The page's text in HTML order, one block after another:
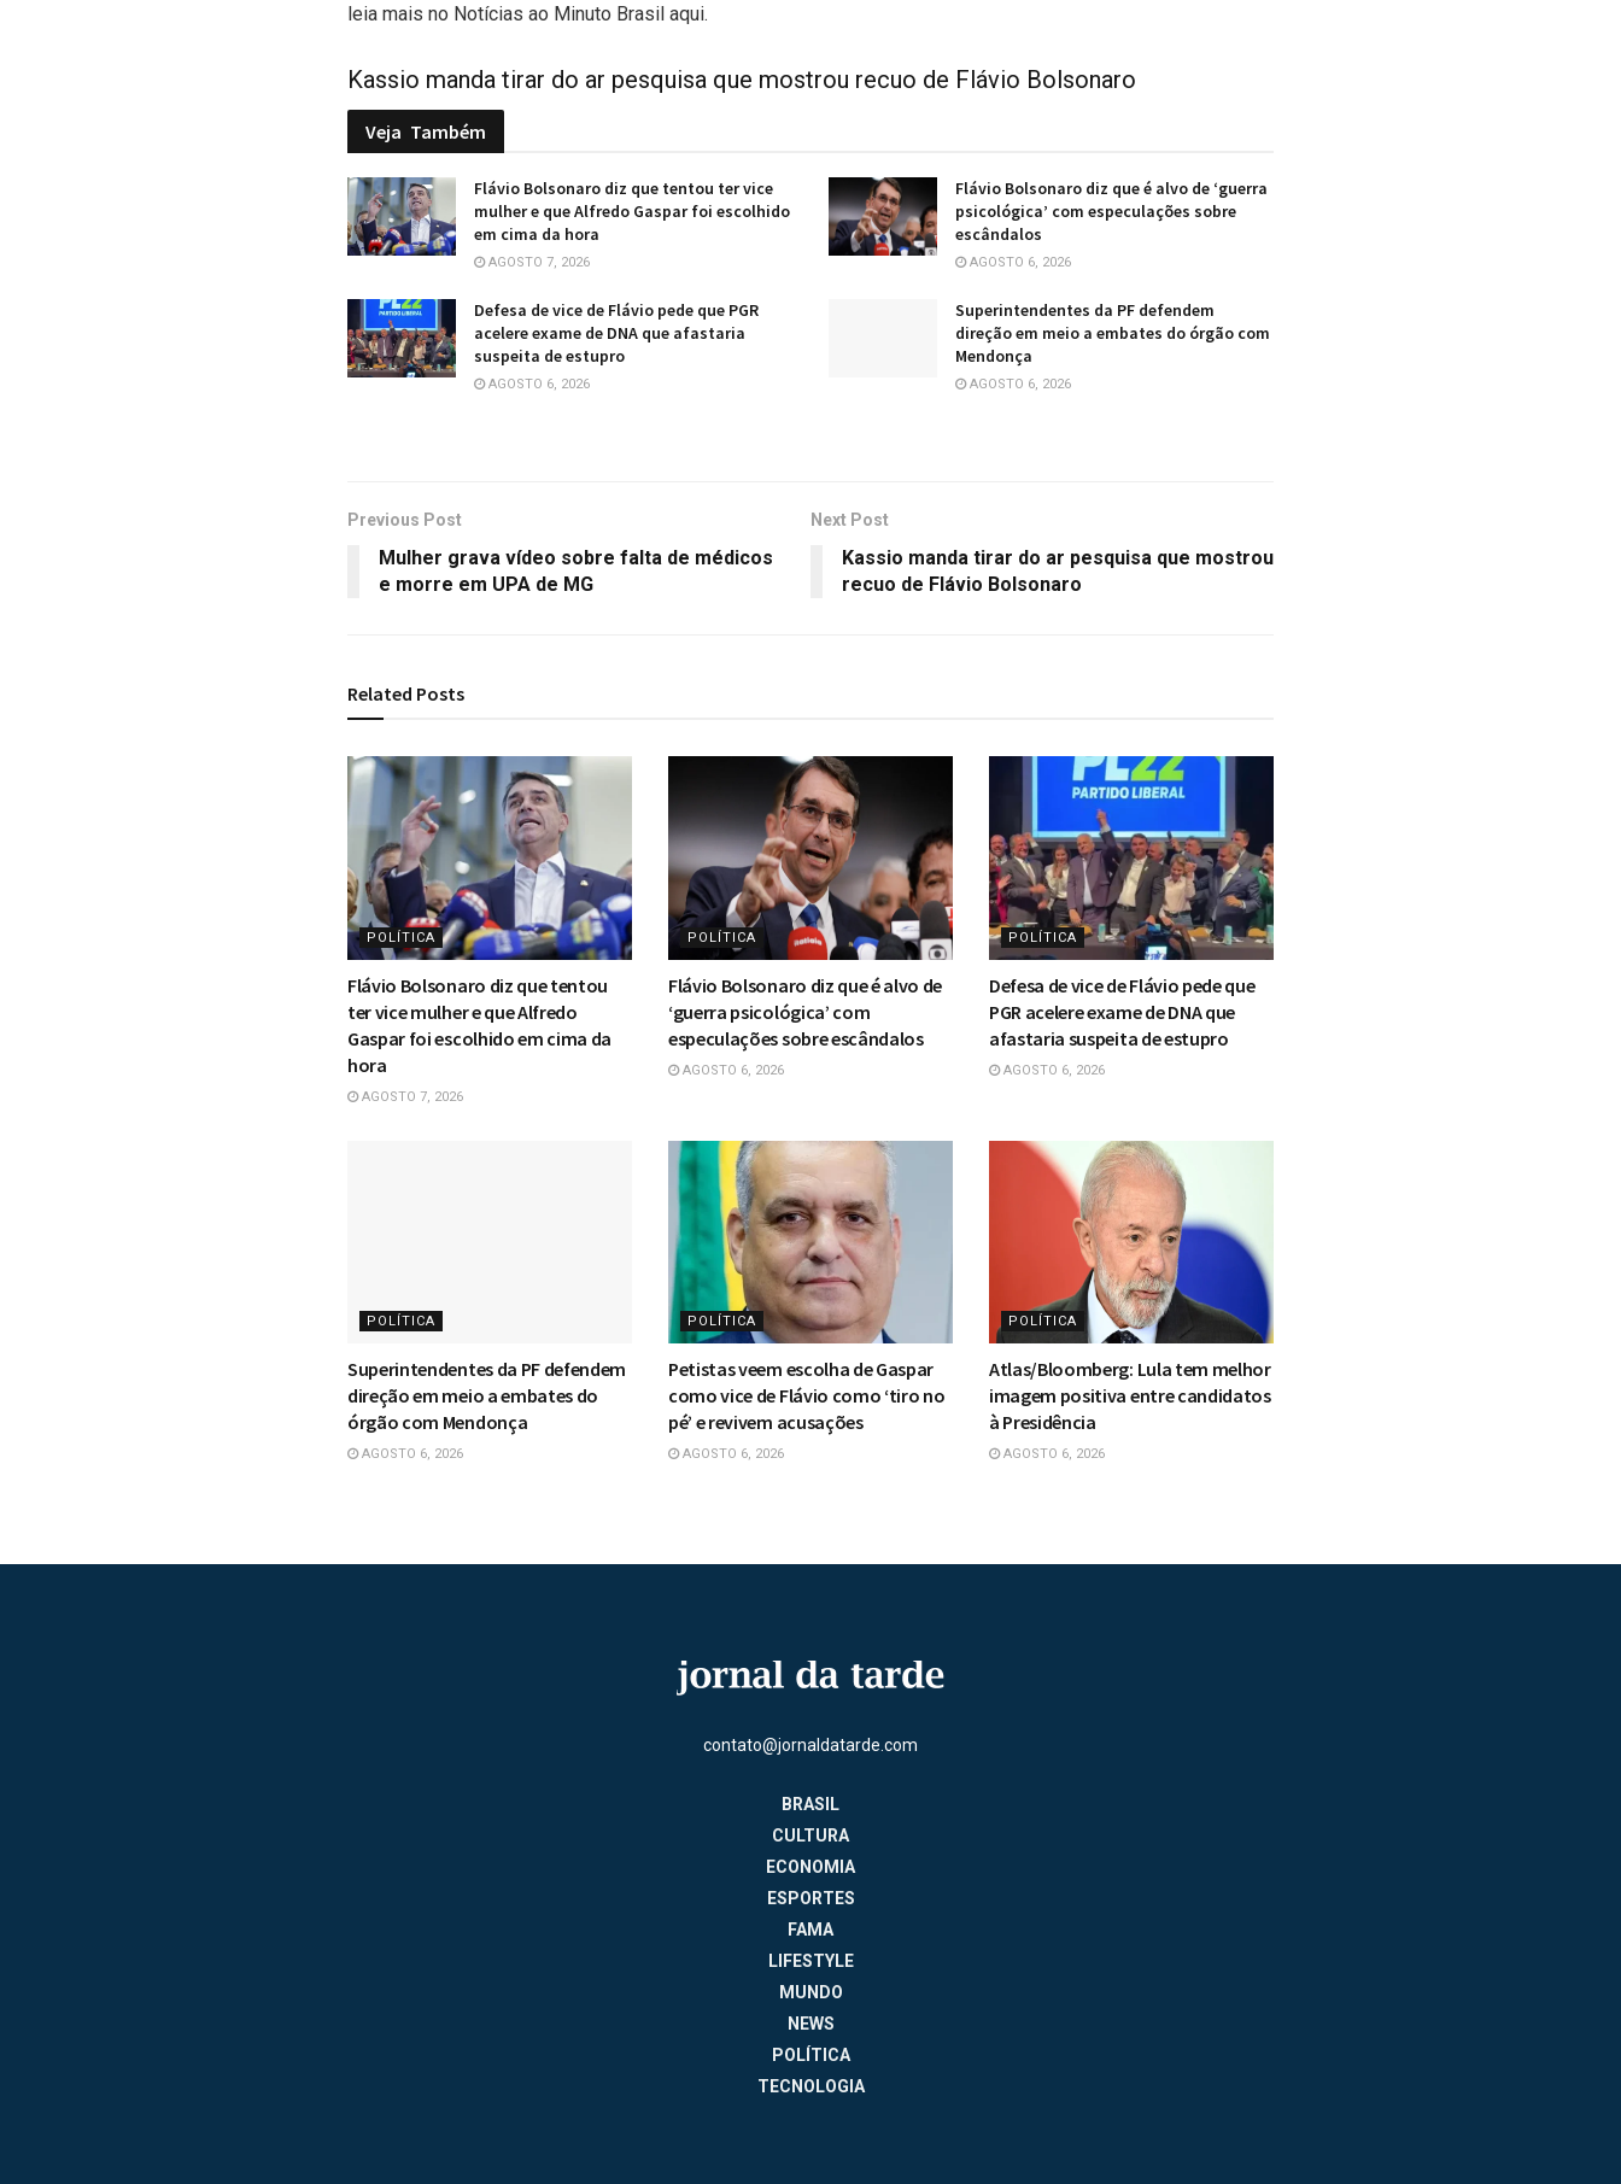
leia mais no Notícias ao Minuto Brasil aqui.
Kassio manda tirar do ar pesquisa que mostrou recuo de Flávio Bolsonaro
Veja Também
Flávio Bolsonaro diz que tentou ter vice
mulher e que Alfredo Gaspar foi escolhido
em cima da hora
AGOSTO 7, 2026
Flávio Bolsonaro diz que é alvo de ‘guerra
psicológica’ com especulações sobre
escândalos
AGOSTO 6, 2026
Defesa de vice de Flávio pede que PGR
acelere exame de DNA que afastaria
suspeita de estupro
AGOSTO 6, 2026
Superintendentes da PF defendem
direção em meio a embates do órgão com
Mendonça
AGOSTO 6, 2026
Previous Post
Mulher grava vídeo sobre falta de médicos
e morre em UPA de MG
Next Post
Kassio manda tirar do ar pesquisa que mostrou
recuo de Flávio Bolsonaro
Related Posts
POLÍTICA
Flávio Bolsonaro diz que tentou
ter vice mulher e que Alfredo
Gaspar foi escolhido em cima da
hora
AGOSTO 7, 2026
POLÍTICA
Flávio Bolsonaro diz que é alvo de
‘guerra psicológica’ com
especulações sobre escândalos
AGOSTO 6, 2026
POLÍTICA
Defesa de vice de Flávio pede que
PGR acelere exame de DNA que
afastaria suspeita de estupro
AGOSTO 6, 2026
POLÍTICA
Superintendentes da PF defendem
direção em meio a embates do
órgão com Mendonça
AGOSTO 6, 2026
POLÍTICA
Petistas veem escolha de Gaspar
como vice de Flávio como ‘tiro no
pé’ e revivem acusações
AGOSTO 6, 2026
POLÍTICA
Atlas/Bloomberg: Lula tem melhor
imagem positiva entre candidatos
à Presidência
AGOSTO 6, 2026
contato@jornaldatarde.com
BRASIL
CULTURA
ECONOMIA
ESPORTES
FAMA
LIFESTYLE
MUNDO
NEWS
POLÍTICA
TECNOLOGIA